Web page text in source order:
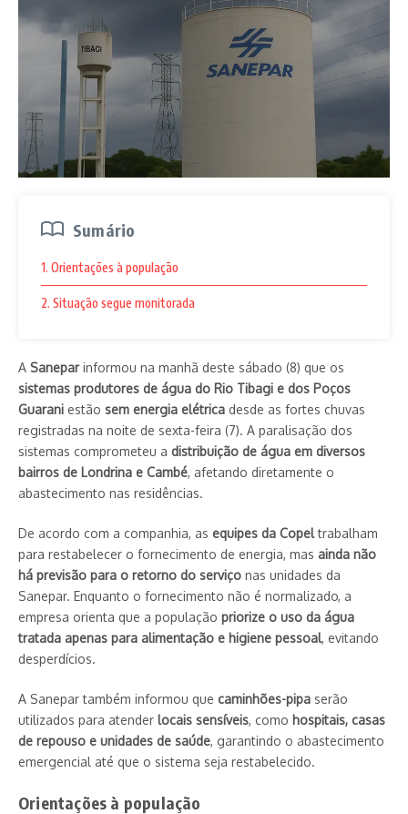
Sumário
1. Orientações à população
2. Situação segue monitorada
A Saneparinformou na manhã deste sábado (8) que os
sistemas produtores de água do Rio Tibagi e dos Poços
Guarani estão sem energia elétrica desde as fortes chuvas
registradas na noite de sexta-feira (7). A paralisação dos
sistemas comprometeu a distribuição de água em diversos
bairros de Londrina e Cambé, afetando diretamente o
abastecimento nas residências.
De acordo com a companhia, as equipes da Copeltrabalham
para restabelecer o fornecimento de energia, mas ainda não
há previsão para o retorno do serviço nas unidades da
Sanepar. Enquanto o fornecimento não é normalizado, a
empresa orienta que a população priorize o uso da água
tratada apenas para alimentação e higiene pessoal, evitando
desperdícios.
A Sanepar também informou que caminhões-pipa serão
utilizados para atender locais sensíveis, como hospitais, casas
de repouso e unidades de saúde, garantindo o abastecimento
emergencial até que o sistema seja restabelecido.
Orientações à população